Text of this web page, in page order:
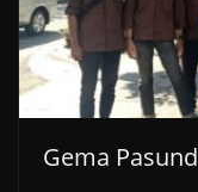
Gema